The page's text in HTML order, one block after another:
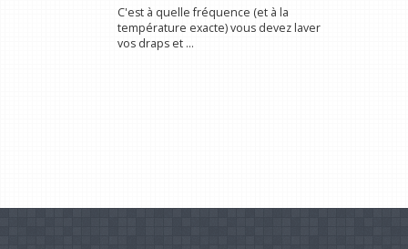
C'est à quelle fréquence (et à la
température exacte) vous devez laver
vos draps et ...